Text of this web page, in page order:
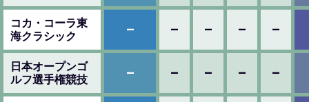
コカ・コーラ東
海クラシック
– – – – –
日本オープンゴ
ルフ選手権競技
– – – – –